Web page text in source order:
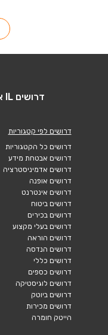
דרושים IL אתר הדרושים של ישראל
דרושים לפי קטגוריות
דרושים כל הקטגוריות
דרושים אבטחת מידע
דרושים אדמיניסטרציה
דרושים אופנה
דרושים אינטרנט
דרושים ביטוח
דרושים בכירים
דרושים בעלי מקצוע
דרושים הוראה
דרושים הנדסה
דרושים כללי
דרושים כספים
דרושים לוגיסטיקה
דרושים ביוטק
דרושים מכירות
הייטק חומרה